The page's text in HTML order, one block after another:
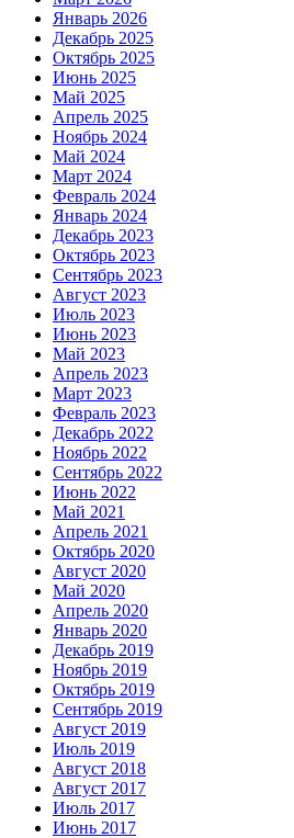
Январь 2026
Декабрь 2025
Октябрь 2025
Июнь 2025
Май 2025
Апрель 2025
Ноябрь 2024
Май 2024
Март 2024
Февраль 2024
Январь 2024
Декабрь 2023
Октябрь 2023
Сентябрь 2023
Август 2023
Июль 2023
Июнь 2023
Май 2023
Апрель 2023
Март 2023
Февраль 2023
Декабрь 2022
Ноябрь 2022
Сентябрь 2022
Июнь 2022
Май 2021
Апрель 2021
Октябрь 2020
Август 2020
Май 2020
Апрель 2020
Январь 2020
Декабрь 2019
Ноябрь 2019
Октябрь 2019
Сентябрь 2019
Август 2019
Июль 2019
Август 2018
Август 2017
Июль 2017
Июнь 2017